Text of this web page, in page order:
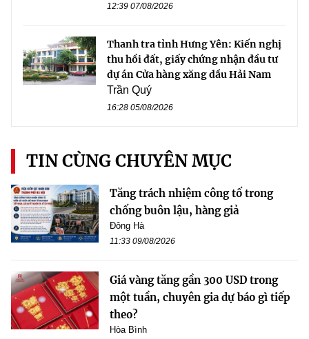
12:39 07/08/2026
Thanh tra tỉnh Hưng Yên: Kiến nghị
thu hồi đất, giấy chứng nhận đầu tư
dự án Cửa hàng xăng dầu Hải Nam
Trần Quý
16:28 05/08/2026
TIN CÙNG CHUYÊN MỤC
Tăng trách nhiệm công tố trong
chống buôn lậu, hàng giả
Đông Hà
11:33 09/08/2026
Giá vàng tăng gần 300 USD trong
một tuần, chuyên gia dự báo gì tiếp
theo?
Hòa Bình